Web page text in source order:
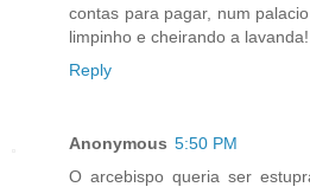
contas para pagar, num
limpinho e cheirando a lavanda!
Reply
Anonymous 5:50 PM
O arcebispo queria ser